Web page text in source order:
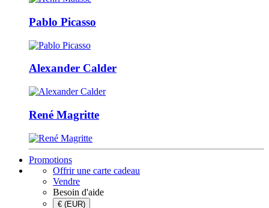
Pablo Picasso
Alexander Calder
René Magritte
Promotions
Offrir une carte cadeau
Vendre
Besoin d'aide
€ (EUR)